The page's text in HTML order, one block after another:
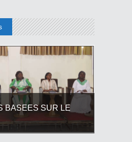
BASEES SUR LE